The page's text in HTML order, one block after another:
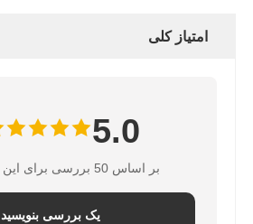
امتیاز کلی
5.0
بر اساس 50 بررسی برای این تامین کننده
یک بررسی بنویسید